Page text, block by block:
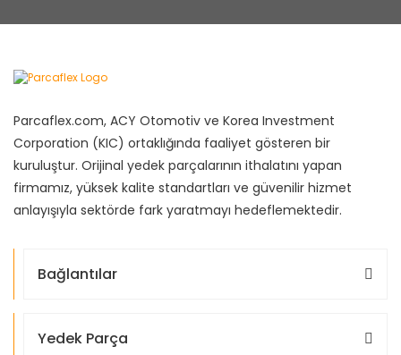
Parcaflex.com, ACY Otomotiv ve Korea Investment
Corporation (KIC) ortaklığında faaliyet gösteren bir
kuruluştur. Orijinal yedek parçalarının ithalatını yapan
firmamız, yüksek kalite standartları ve güvenilir hizmet
anlayışıyla sektörde fark yaratmayı hedeflemektedir.
Bağlantılar
Yedek Parça